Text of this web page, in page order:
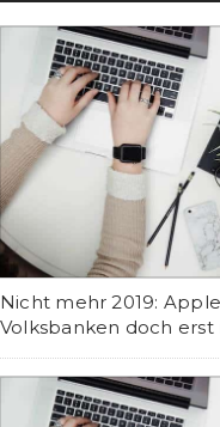
Nicht mehr 2019:
Volksbanken doch erst